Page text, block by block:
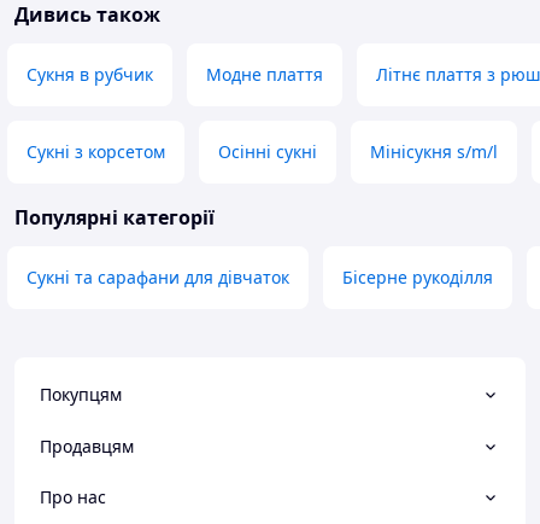
Дивись також
Сукня в рубчик Модне плаття Літнє плаття з
Сукні з корсетом Осінні сукні Мінісукня s/m/l
Популярні категорії
Сукні та сарафани для дівчаток Бісерне рукоділля
Покупцям
Продавцям
Про нас